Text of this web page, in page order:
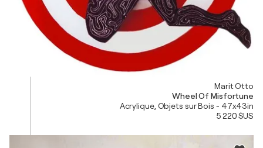
Marit Otto
Wheel Of Misfortune
Acrylique, Objets sur Bois - 47x43in
5 220 $US